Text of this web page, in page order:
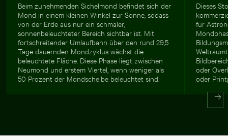
Beim zunehmenden Sichelmond befindet sich der
Mond in einem kleinen Winkel zur Sonne, sodass
von der Erde aus nur ein schmaler,
sonnenbeleuchteter Bereich sichtbar ist. Mit
fortschreitender Umlaufbahn über den rund 29,5
Tage dauernden Mondzyklus wächst die
beleuchtete Fläche. Diese Phase liegt zwischen
Neumond und erstem Viertel, wenn weniger als
50 Prozent der Mondscheibe beleuchtet sind.
Dieses
für
oder
oder